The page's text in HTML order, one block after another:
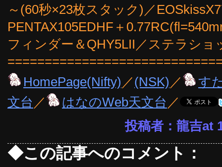
～(60秒×23枚スタック)／
PENTAX105EDHF＋
フィンダー＆QHY5LII／ステラショ
HomePage(Nifty) ／(NSK) ／
す
文台 ／ はなのWeb天文台 ／
投稿者：龍吉at
◆この記事へのコメント：